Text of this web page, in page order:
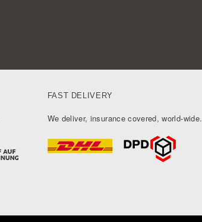
FAST DELIVERY
We deliver, insurance covered, world-wide.